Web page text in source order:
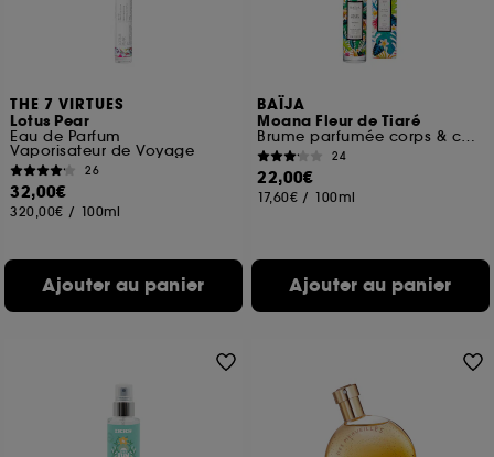
THE 7 VIRTUES
Lotus Pear
Eau de Parfum
Vaporisateur de Voyage
26
32,00€
320,00€ / 100ml
Ajouter au panier
BAÏJA
Moana Fleur de Tiaré
Brume parfumée corps & cheveux
24
22,00€
17,60€ / 100ml
Ajouter au panier